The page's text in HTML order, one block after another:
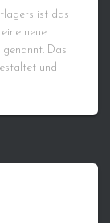
ist das
neue
Das
und